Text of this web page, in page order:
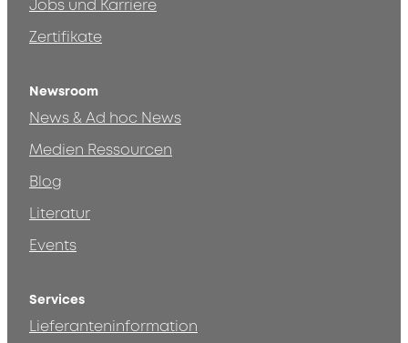
Jobs und Karriere
Zertifikate
Newsroom
News & Ad hoc News
Medien Ressourcen
Blog
Literatur
Events
Services
Lieferanteninformation